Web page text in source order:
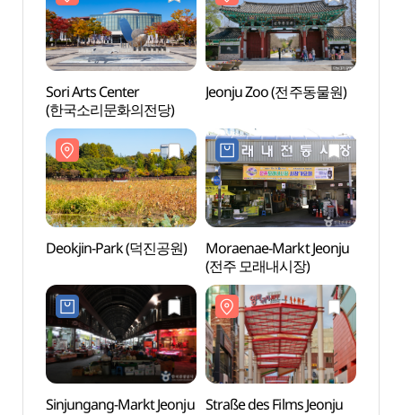
Sori Arts Center
(한국소리문화의전당)
Jeonju Zoo (전주동물원)
Deokjin-Park (덕진공원)
Moraenae-Markt Jeonju
(전주 모래내시장)
Sinjungang-Markt Jeonju Straße des Films Jeonju